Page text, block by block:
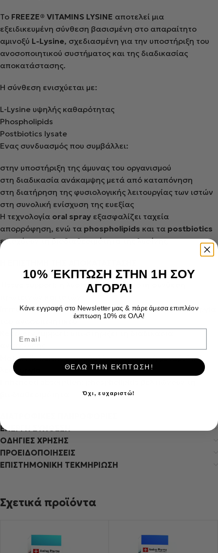
Το FREEZE® VITAMINS LYSINE αποτελεί μια
εξειδικευμένη σύνθεση βασισμένη στο απαραίτητο
αμινοξύ L-Lysine, σχεδιασμένη για την υποστήριξη του
ανοσοποιητικού συστήματος και της διαδικασίας
αποκατάστασης.
Η σύνθεση ενισχύεται με:
L-Lysine υψηλής καθαρότητας
Phospholipids
Postbiotics lysate
Ένας συνδυασμός που συμβάλλει:
στην υποστήριξη της άμυνας του οργανισμού
στη διαδικασία ανάκαμψης μετά από καταπόνηση
στη διατήρηση της φυσιολογικής λειτουργίας των ιστών
στη συνολική ενίσχυση της ευεξίας
Η τεχνολογία oral spray εξασφαλίζει ταχεία
απορρόφηση, ενώ τα phospholipids και τα postbiotics
ενισχύουν τη βιοδιαθεσιμότητα της λυσίνης.
Tissue support: η λυσίνη συμβάλλει στη σύνθεση
Immune support: συμμετέχει στη φυσιολογική λειτουργία
του ανοσοποιητικού
Metabolic balance: συμβάλλει στη σωστή μεταβολική
λειτουργία
ΕΝΕΡΓΗ ΣΥΝΘΕΣΗ
ΟΔΗΓΙΕΣ ΧΡΗΣΗΣ
ΠΡΟΕΙΔΟΠΟΙΗΣΕΙΣ
ΕΠΙΣΤΗΜΟΝΙΚΗ ΤΕΚΜΗΡΙΩΣΗ
Σχετικά προϊόντα
10% ΈΚΠΤΩΣΗ ΣΤΗΝ 1Η ΣΟΥ
ΑΓΟΡΆ!
Κάνε εγγραφή στο Newsletter μας & πάρε άμεσα επιπλέον
έκπτωση 10% σε ΟΛΑ!
Email
ΘΕΛΩ ΤΗΝ ΕΚΠΤΩΣΗ!
Όχι, ευχαριστώ!